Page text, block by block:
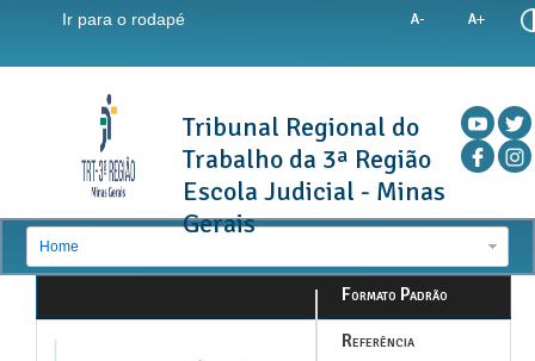
Ir para o rodapé
Tribunal Regional do
Trabalho da 3ª Região
Escola Judicial - Minas
Gerais
Home
Formato Padrão
Referência